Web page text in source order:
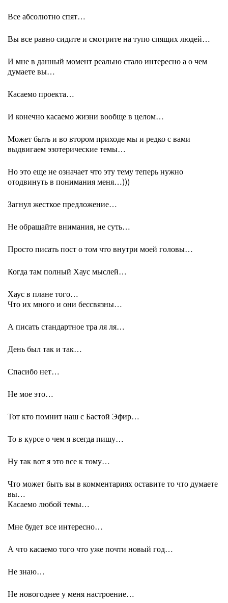
Все абсолютно спят…
Вы все равно сидите и смотрите на тупо спящих людей…
И мне в данный момент реально стало интересно а о чем
думаете вы…
Касаемо проекта…
И конечно касаемо жизни вообще в целом…
Может быть и во втором приходе мы и редко с вами
выдвигаем эзотерические темы…
Но это еще не означает что эту тему теперь нужно
отодвинуть в понимания меня…)))
Загнул жесткое предложение…
Не обращайте внимания, не суть…
Просто писать пост о том что внутри моей головы…
Когда там полный Хаус мыслей…
Хаус в плане того…
Что их много и они бессвязны…
А писать стандартное тра ля ля…
День был так и так…
Спасибо нет…
Не мое это…
Тот кто помнит наш с Бастой Эфир…
То в курсе о чем я всегда пишу…
Ну так вот я это все к тому…
Что может быть вы в комментариях оставите то что думаете
вы…
Касаемо любой темы…
Мне будет все интересно…
А что касаемо того что уже почти новый год…
Не знаю…
Не новогоднее у меня настроение…